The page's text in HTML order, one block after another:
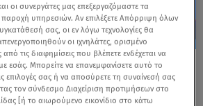
«Να γιορτάζουμε τις
οι συνεργάτες μας επεξεργαζόμαστε τα
υπηρεσιών. Αν επιλέξετε Απόρριψη όλων
σας, οι εν λόγω τεχνολογίες θα
οι ιχνηλάτες, ορισμένο
από τις διαφημίσεις που βλέπετε ενδέχεται να
με εσάς. Μπορείτε να επανεμφανίσετε αυτό το
επιλογές σας ή να αποσύρετε τη συναίνεσή σας
τον σύνδεσμο Διαχείριση προτιμήσεων στο
[ή το αιωρούμενο εικονίδιο στο κάτω